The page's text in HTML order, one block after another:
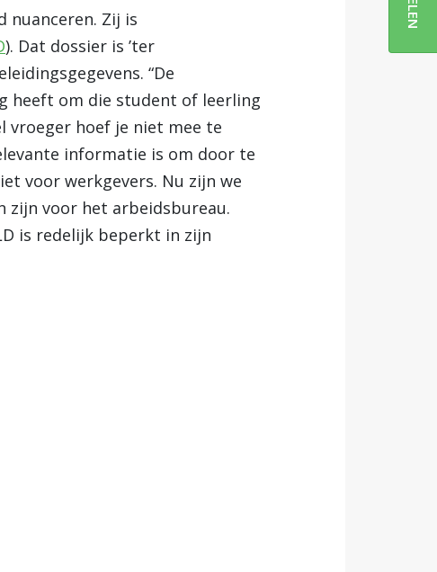
nuanceren. Zij is
). Dat dossier is ’ter
“De
heeft om die student of leerling
vroeger hoef je niet mee te
informatie is om door te
voor werkgevers. Nu zijn we
zijn voor het arbeidsbureau.
is redelijk beperkt in zijn